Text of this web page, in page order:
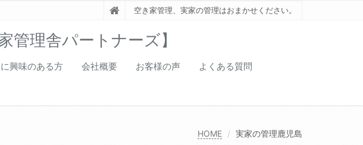
空き家管理、実家の管理はおまかせください。
管理舎パートナーズ】
興味のある方 会社概要 お客様の声 よくある質問
HOME 実家の管理鹿児島